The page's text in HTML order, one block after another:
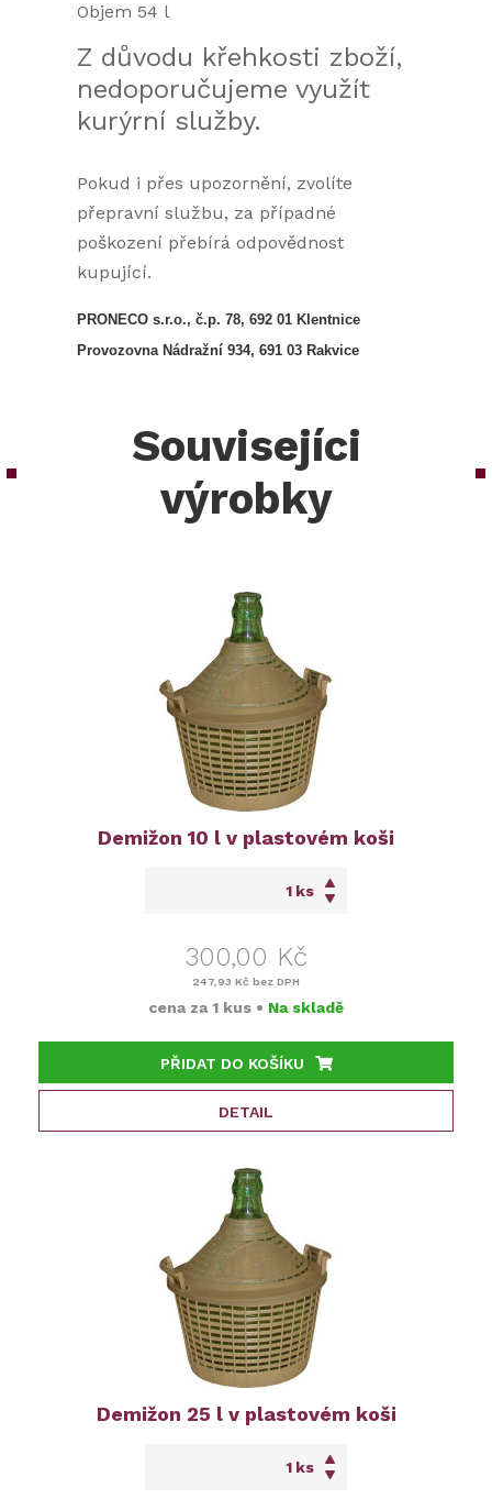
Objem 54 l
Z důvodu křehkosti zboží,
nedoporučujeme využít
kurýrní služby.
Pokud i přes upozornění, zvolíte
přepravní službu, za případné
poškození přebírá odpovědnost
kupující.
PRONECO s.r.o., č.p. 78, 692 01 Klentnice
Provozovna Nádražní 934, 691 03 Rakvice
Souvisejíci
výrobky
Demižon 10 l v plastovém koši
ks
300,00 Kč
247,93 Kč bez DPH
cena za 1 kus • Na skladě
PŘIDAT DO KOŠÍKU
DETAIL
Demižon 25 l v plastovém koši
ks